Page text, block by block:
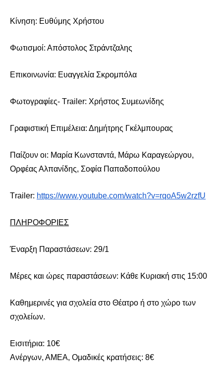
Κίνηση: Ευθύμης Χρήστου
Φωτισμοί: Απόστολος Στράντζαλης
Επικοινωνία: Ευαγγελία Σκρομπόλα
Φωτογραφίες- Τrailer: Χρήστος Συμεωνίδης
Γραφιστική Επιμέλεια: Δημήτρης Γκέλμπουρας
Παίζουν οι: Μαρία Κωνσταντά, Μάρω Καραγεώργου,
Ορφέας Αλπανίδης, Σοφία Παπαδοπούλου
Τrailer: https://www.youtube.com/watch?v=rqoA5w2rzfU
ΠΛΗΡΟΦΟΡΙΕΣ
Έναρξη Παραστάσεων: 29/1
Μέρες και ώρες παραστάσεων: Κάθε Κυριακή στις 15:00
Καθημερινές για σχολεία στο Θέατρο ή στο χώρο των
σχολείων.
Εισιτήρια: 10€
Ανέργων, ΑΜΕΑ, Ομαδικές κρατήσεις: 8€